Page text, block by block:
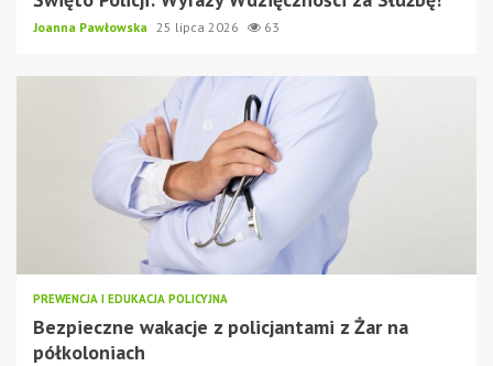
Joanna Pawłowska 25 lipca 2026 63
PREWENCJA I EDUKACJA POLICYJNA
Bezpieczne wakacje z policjantami z Żar na
półkoloniach